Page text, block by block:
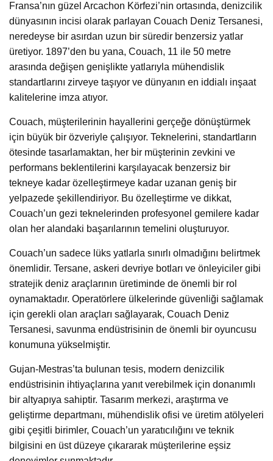
Fransa’nın güzel Arcachon Körfezi’nin ortasında, denizcilik
dünyasının incisi olarak parlayan Couach Deniz Tersanesi,
neredeyse bir asırdan uzun bir süredir benzersiz yatlar
üretiyor. 1897’den bu yana, Couach, 11 ile 50 metre
arasında değişen genişlikte yatlarıyla mühendislik
standartlarını zirveye taşıyor ve dünyanın en iddialı inşaat
kalitelerine imza atıyor.
Couach, müşterilerinin hayallerini gerçeğe dönüştürmek
için büyük bir özveriyle çalışıyor. Teknelerini, standartların
ötesinde tasarlamaktan, her bir müşterinin zevkini ve
performans beklentilerini karşılayacak benzersiz bir
tekneye kadar özelleştirmeye kadar uzanan geniş bir
yelpazede şekillendiriyor. Bu özelleştirme ve dikkat,
Couach’un gezi teknelerinden profesyonel gemilere kadar
olan her alandaki başarılarının temelini oluşturuyor.
Couach’un sadece lüks yatlarla sınırlı olmadığını belirtmek
önemlidir. Tersane, askeri devriye botları ve önleyiciler gibi
stratejik deniz araçlarının üretiminde de önemli bir rol
oynamaktadır. Operatörlere ülkelerinde güvenliği sağlamak
için gerekli olan araçları sağlayarak, Couach Deniz
Tersanesi, savunma endüstrisinin de önemli bir oyuncusu
konumuna yükselmiştir.
Gujan-Mestras’ta bulunan tesis, modern denizcilik
endüstrisinin ihtiyaçlarına yanıt verebilmek için donanımlı
bir altyapıya sahiptir. Tasarım merkezi, araştırma ve
geliştirme departmanı, mühendislik ofisi ve üretim atölyeleri
gibi çeşitli birimler, Couach’un yaratıcılığını ve teknik
bilgisini en üst düzeye çıkararak müşterilerine eşsiz